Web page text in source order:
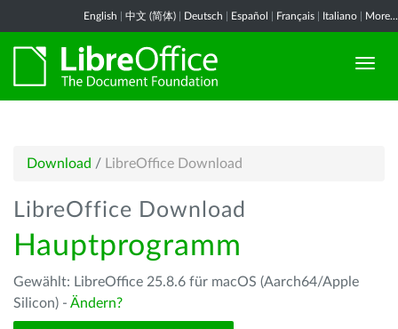
English 中文 (简体) Deutsch Español Français Italiano More...
Download / LibreOffice Download
LibreOffice Download
Hauptprogramm
Gewählt: LibreOffice 25.8.6 für macOS (Aarch64/Apple
Silicon) - Ändern?